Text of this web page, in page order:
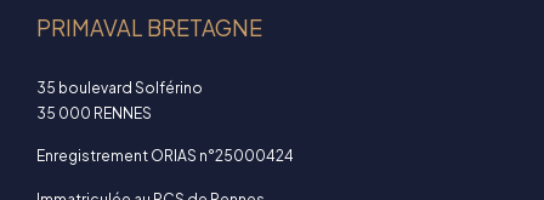
PRIMAVAL BRETAGNE
35 boulevard Solférino
35 000 RENNES
Enregistrement ORIAS n°25000424